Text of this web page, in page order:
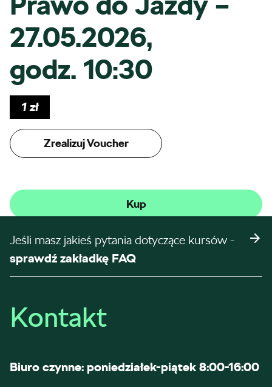
27.05.2026,
godz. 10:30
1zł
Zrealizuj Voucher
Kup
Jeśli masz jakieś pytania dotyczące kursów -
sprawdź zakładkę FAQ
Kontakt
Biuro czynne: poniedziałek-piątek 8:00-16:00